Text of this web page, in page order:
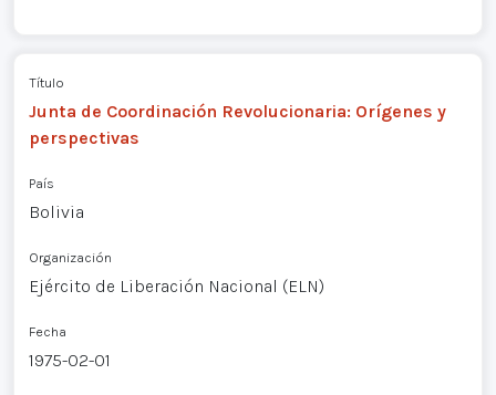
Título
Junta de Coordinación Revolucionaria: Orígenes y
perspectivas
País
Bolivia
Organización
Ejército de Liberación Nacional (ELN)
Fecha
1975-02-01